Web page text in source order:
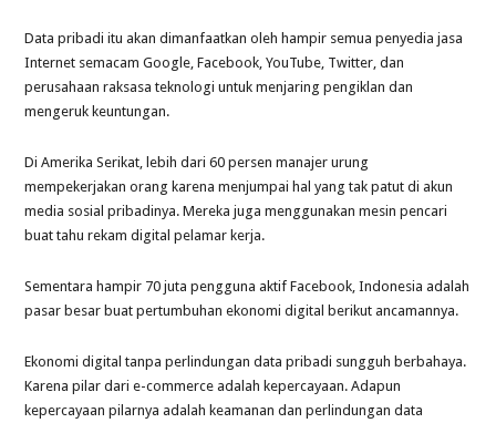
Data pribadi itu akan dimanfaatkan oleh hampir semua penyedia jasa
Internet semacam Google, Facebook, YouTube, Twitter, dan
perusahaan raksasa teknologi untuk menjaring pengiklan dan
mengeruk keuntungan.
Di Amerika Serikat, lebih dari 60 persen manajer urung
mempekerjakan orang karena menjumpai hal yang tak patut di akun
media sosial pribadinya. Mereka juga menggunakan mesin pencari
buat tahu rekam digital pelamar kerja.
Sementara hampir 70 juta pengguna aktif Facebook, Indonesia adalah
pasar besar buat pertumbuhan ekonomi digital berikut ancamannya.
Ekonomi digital tanpa perlindungan data pribadi sungguh berbahaya.
Karena pilar dari e-commerce adalah kepercayaan. Adapun
kepercayaan pilarnya adalah keamanan dan perlindungan data